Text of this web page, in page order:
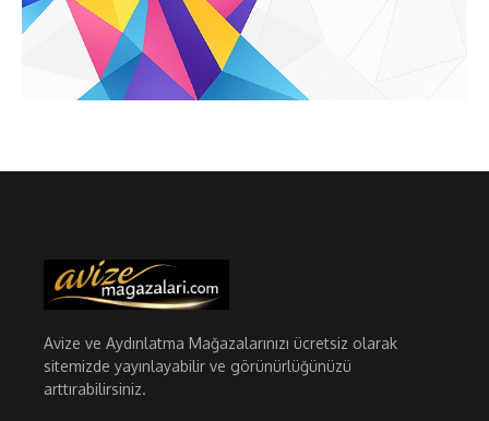
Avize ve Aydınlatma Mağazalarınızı ücretsiz olarak
sitemizde yayınlayabilir ve görünürlüğünüzü
arttırabilirsiniz.